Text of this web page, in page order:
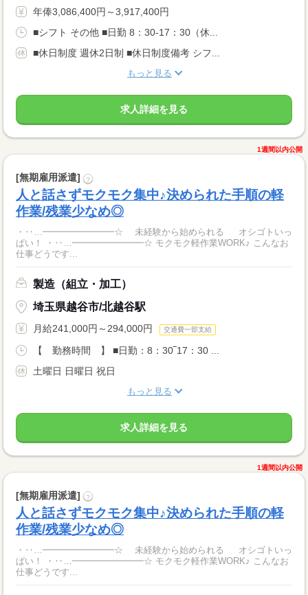
年俸3,086,400円～3,917,400円
■シフト その他 ■日勤 8：30-17：30（休...
■休日制度 週休2日制 ■休日制度備考 シフ...
もっと見る
求人詳細を見る
1週間以内公開
[無期雇用派遣] ?
人と話さずモクモク集中♪決められた手順の軽
作業/残業少なめ◎
・‥…━━━━━━━━☆ 未経験から始められる オシゴトいっ
ぱい！ ・‥…━━━━━━━━☆ モクモク軽作業WORK♪ こんなお
仕事どうです...
製造（組立・加工）
埼玉県越谷市/北越谷駅
月給241,000円～294,000円 交通費一部支給
【 勤務時間 】 ■日勤：8：30‾17：30 ...
土曜日 日曜日 祝日
もっと見る
求人詳細を見る
1週間以内公開
[無期雇用派遣] ?
人と話さずモクモク集中♪決められた手順の軽
作業/残業少なめ◎
・‥…━━━━━━━━☆ 未経験から始められる オシゴトいっ
ぱい！ ・‥…━━━━━━━━☆ モクモク軽作業WORK♪ こんなお
仕事どうです...